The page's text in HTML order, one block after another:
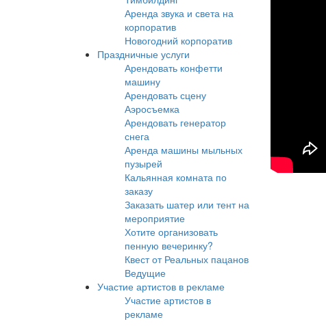
Аренда звука и света на
корпоратив
Новогодний корпоратив
Праздничные услуги
Арендовать конфетти
машину
Арендовать сцену
Аэросъемка
Арендовать генератор
снега
Аренда машины мыльных
пузырей
Кальянная комната по
заказу
Заказать шатер или тент на
мероприятие
Хотите организовать
пенную вечеринку?
Квест от Реальных пацанов
Ведущие
Участие артистов в рекламе
Участие артистов в
рекламе